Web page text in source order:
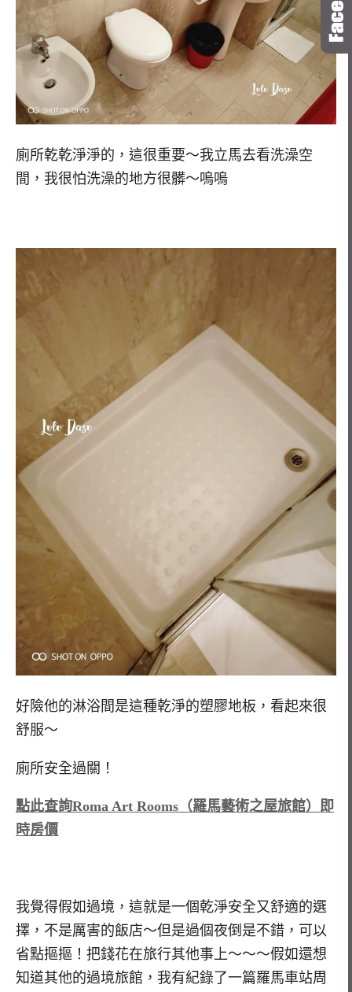
廁所乾乾淨淨的，這很重要～我立馬去看洗澡空
間，我很怕洗澡的地方很髒～嗚嗚
好險他的淋浴間是這種乾淨的塑膠地板，看起來很
舒服～
廁所安全過關！
點此查詢Roma Art Rooms（羅馬藝術之屋旅館）即
時房價
我覺得假如過境，這就是一個乾淨安全又舒適的選
擇，不是厲害的飯店～但是過個夜倒是不錯，可以
省點摳摳！把錢花在旅行其他事上～～～假如還想
知道其他的過境旅館，我有紀錄了一篇羅馬車站周